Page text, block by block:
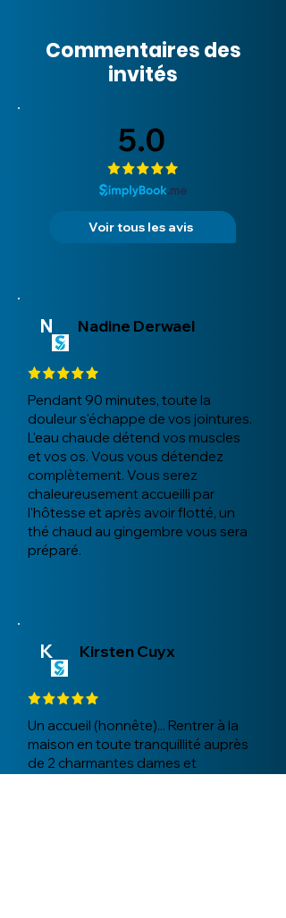
Commentaires des
invités
5.0
Voir tous les avis
N Nadine Derwael
Pendant 90 minutes, toute la
douleur s'échappe de vos jointures.
L'eau chaude détend vos muscles
et vos os. Vous vous détendez
complètement. Vous serez
chaleureusement accueilli par
l'hôtesse et après avoir flotté, un
thé chaud au gingembre vous sera
préparé.
K Kirsten Cuyx
Un accueil (honnête)... Rentrer à la
maison en toute tranquillité auprès
de 2 charmantes dames et